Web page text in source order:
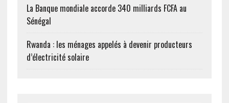
La Banque mondiale accorde 340 milliards FCFA au
Sénégal
Rwanda : les ménages appelés à devenir producteurs
d’électricité solaire